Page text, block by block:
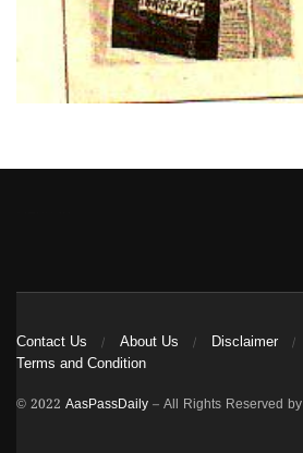
Contact Us About Us Disclaimer
Terms and Condition
© 2022 AasPassDaily – All Rights Reserved by